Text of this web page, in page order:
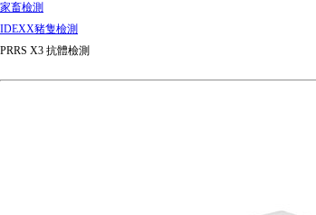
家畜檢測
IDEXX豬隻檢測
PRRS X3 抗體檢測